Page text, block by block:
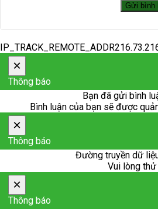
×
Thông báo
Bạn đã gửi bình
Bình luận của bạn sẽ được
×
Thông báo
Đường truyền dữ
Vui lòng
×
Thông báo